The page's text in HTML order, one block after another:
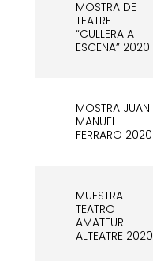
MOSTRA DE
TEATRE
“CULLERA A
ESCENA” 2020
MOSTRA JUAN
MANUEL
FERRARO 2020
MUESTRA
TEATRO
AMATEUR
ALTEATRE 2020